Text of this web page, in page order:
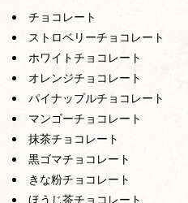
チョコレート
ストロベリーチョコレート
ホワイトチョコレート
オレンジチョコレート
パイナップルチョコレート
マンゴーチョコレート
抹茶チョコレート
黒ゴマチョコレート
きな粉チョコレート
ほうじ茶チョコレート